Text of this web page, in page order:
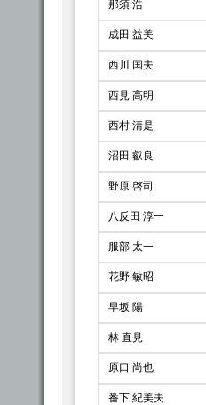
那須 浩
成田 益美
西川 国夫
西見 高明
西村 清是
沼田 叡良
野原 啓司
八反田 淳一
服部 太一
花野 敏昭
早坂 陽
林 直見
原口 尚也
番下 紀美夫